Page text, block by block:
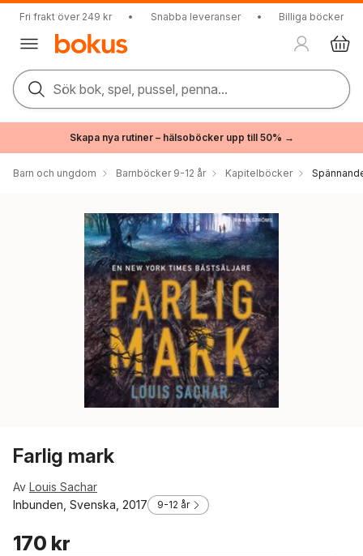
Fri frakt över 249 kr • Snabba leveranser • Billiga böcker
Sök bok, spel, pussel, penna...
Skapa nya rutiner – hälsoböcker upp till 50% →
Barn och ungdom Barnböcker 9-12 år Kapitelböcker
Farlig mark
Av Louis Sachar
Inbunden, Svenska, 2017
9-12 år
170 kr